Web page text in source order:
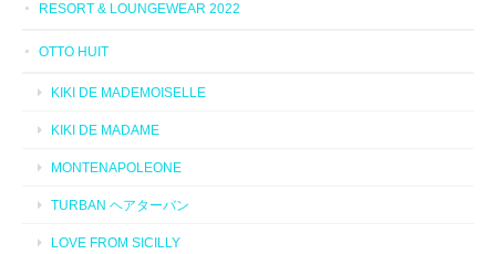
RESORT & LOUNGEWEAR 2022
OTTO HUIT
KIKI DE MADEMOISELLE
KIKI DE MADAME
MONTENAPOLEONE
TURBAN ヘアターバン
LOVE FROM SICILLY